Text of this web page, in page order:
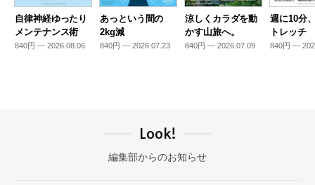
自律神経ゆったり
メンテナンス術
840円 — 2026.08.06
あっという間の
2kg減
840円 — 2026.07.23
涼しくカラダを動
かす山旅へ。
840円 — 2026.07.09
週に10分
トレッチ
840円 —
Look!
編集部からのお知らせ